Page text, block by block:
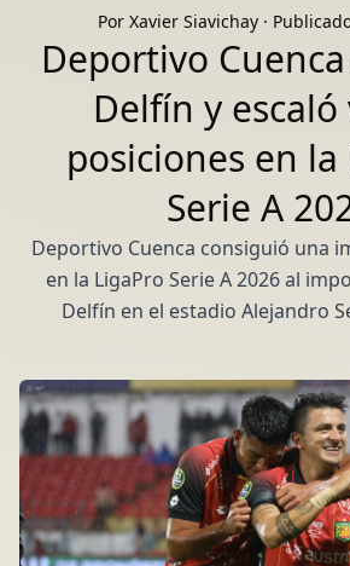
Por Xavier Siavichay·
Deportivo
Delfín y escaló
posiciones en la
Serie A
Deportivo Cuenca consiguió una
en la LigaPro Serie A 2026 al
Delfín en el estadio Alejandro